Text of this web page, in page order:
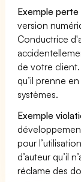
Exemple perte
version
Conductrice
de votre
qu’il prenne
systèmes.
Exemple
pour
d’auteur qu’il
réclame des